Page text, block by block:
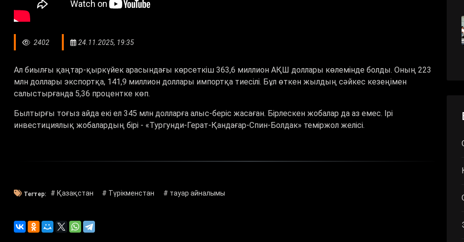
2402 24.11.2025, 19:35
Ал биылғы қаңтар-қыркүйек арасындағы көрсеткіш 363,6 миллион АҚШ доллары көлемінде болды. Оның 223
млн доллары экспортқа, 141,9 миллион доллары импортқа тиесілі. Бұл өткен жылдың сәйкес кезеңімен
салыстырғанда 5,36 процентке көп.
Былтырғы тоғыз айда екі ел 345 млн долларға алыс-беріс жасаған. Бірлескен жобалар да аз емес. Ірі
инвестициялық жобалардың бірі - «Тургунди-Герат-Қандағар-Спин-Болдак» теміржол желісі.
Тегтер: # Қазақстан # Түрікменстан # тауар айналымы